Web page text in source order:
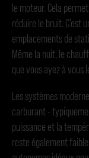
le moteur. Cela
réduire le bruit. C’est
emplacements de
Même la nuit, le
que vous ayez à vous
Les systèmes
carburant -
puissance et la
reste également